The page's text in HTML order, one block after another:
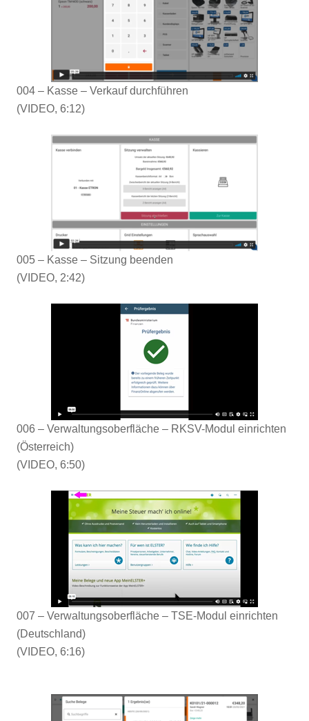
004 – Kasse – Verkauf durchführen
(VIDEO, 6:12)
005 – Kasse – Sitzung beenden
(VIDEO, 2:42)
006 – Verwaltungsoberfläche – RKSV-Modul einrichten
(Österreich)
(VIDEO, 6:50)
007 – Verwaltungsoberfläche – TSE-Modul einrichten
(Deutschland)
(VIDEO, 6:16)